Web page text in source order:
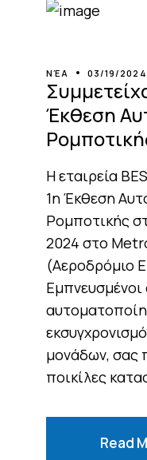
ΝΈΑ 03/19/2024
Έκθεση
Η εταιρεία
1η Έκθεση
Ρομποτικής
2024 στο
(Αεροδρόμιο
μονάδων, σας
ποικίλες
Read